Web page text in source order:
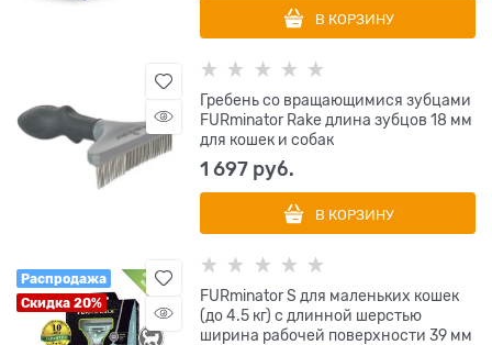
В КОРЗИНУ
Гребень со вращающимися зубцами
FURminator Rake длина зубцов 18 мм
для кошек и собак
1 697 руб.
В КОРЗИНУ
Распродажа
Скидка 20%
FURminator S для маленьких кошек
(до 4.5 кг) с длинной шерстью
ширина рабочей поверхности 39 мм